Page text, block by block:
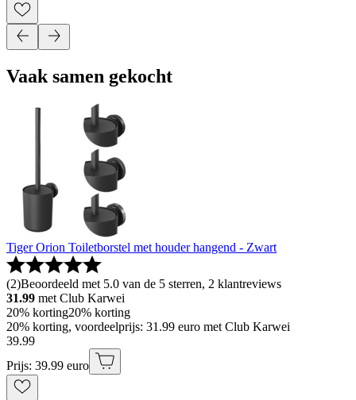
Vaak samen gekocht
Tiger Orion Toiletborstel met houder hangend - Zwart
(2)Beoordeeld met 5.0 van de 5 sterren, 2 klantreviews
31.99 met Club Karwei
20% korting20% korting
20% korting, voordeelprijs: 31.99 euro met Club Karwei
39.99
Prijs: 39.99 euro